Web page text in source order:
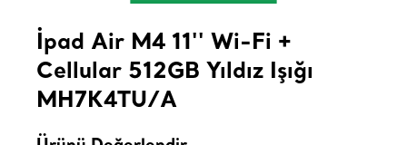
İpad Air M4 11'' Wi-Fi +
Cellular 512GB Yıldız Işığı
MH7K4TU/A